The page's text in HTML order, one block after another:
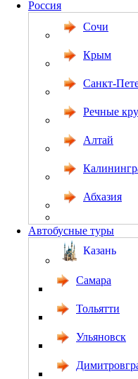
Россия
Сочи
Крым
Санкт-
Речные
Алтай
Абхазия
Автобусные туры
Казань
Самара
Тольятти
Ульяновск